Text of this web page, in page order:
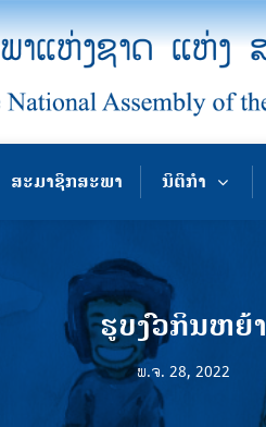
ສະມາຊິກສະພາ ນິຕິກຳ
ຮູບງົວກິນຫຍ້າ
ພ.ຈ. 28, 2022